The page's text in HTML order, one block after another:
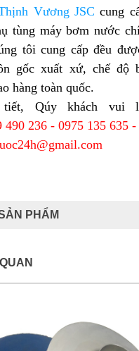
Vương JSC cung
tùng máy bơm nước
tôi cung cấp đều
gốc xuất xứ, chế độ
hàng toàn quốc.
Qúy khách vui
490 236 - 0975 135 635
PHẨM